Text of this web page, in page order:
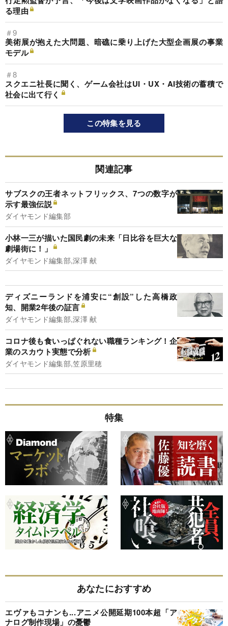
る理由
＃9
美術展が抱えた大問題、暗礁に乗り上げた大型企画展の事業
モデル
＃8
スクエニ社長に聞く、ゲーム会社はUI・UX・AI技術の蓄積で
社会に出て行く
この特集を見る
関連記事
サブスクの王者ネットフリックス、7つの数字が
示す最強伝説
ダイヤモンド編集部
小林一三が描いた国民劇の未来「日比谷を巨大な
劇場街に！」
ダイヤモンド編集部,深澤 献
ディズニーランドを浦安に“創設”した高橋政
知、開業2年後の証言
ダイヤモンド編集部,深澤 献
コロナ後も食いっぱぐれない職種ランキング！企
業のスカウト実態で分析
ダイヤモンド編集部,笠原里穂
特集
あなたにおすすめ
エヴァもコナンも...アニメ公開延期100本超「ア
ナログ制作現場」の憂鬱